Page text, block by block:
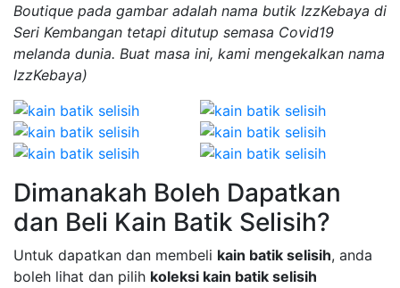
Boutique pada gambar adalah nama butik IzzKebaya di
Seri Kembangan tetapi ditutup semasa Covid19
melanda dunia. Buat masa ini, kami mengekalkan nama
IzzKebaya)
Dimanakah Boleh Dapatkan
dan Beli Kain Batik Selisih?
Untuk dapatkan dan membeli kain batik selisih, anda
boleh lihat dan pilih koleksi kain batik selisih